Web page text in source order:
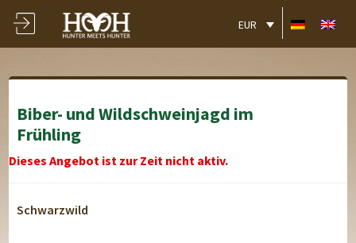
EUR
Biber- und Wildschweinjagd im
Frühling
Dieses Angebot ist zur Zeit nicht aktiv.
Schwarzwild